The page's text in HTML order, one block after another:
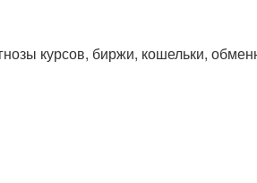
курсов, биржи, кошельки,